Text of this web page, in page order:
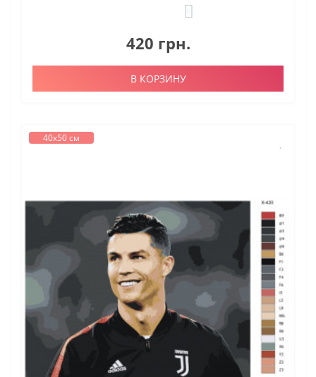
420 грн.
В КОРЗИНУ
40х50 см